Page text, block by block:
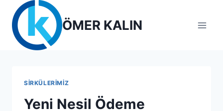
content
ÖMER KALIN
SIRKÜLERIMIZ
Yeni Nesil Ödeme